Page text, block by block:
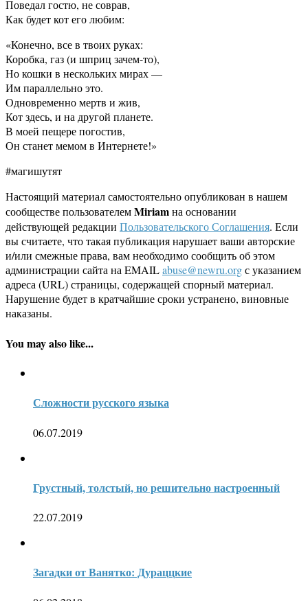
Поведал гостю, не соврав,
Как будет кот его любим:
«Конечно, все в твоих руках:
Коробка, газ (и шприц зачем-то),
Но кошки в нескольких мирах —
Им параллельно это.
Одновременно мертв и жив,
Кот здесь, и на другой планете.
В моей пещере погостив,
Он станет мемом в Интернете!»
#магишутят
Настоящий материал самостоятельно опубликован в нашем
сообществе пользователемMiriamна основании
действующей редакции Пользовательского Соглашения. Если
вы считаете, что такая публикация нарушает ваши авторские
и/или смежные права, вам необходимо сообщить об этом
администрации сайта на EMAILabuse@newru.orgс указанием
адреса (URL) страницы, содержащей спорный материал.
Нарушение будет в кратчайшие сроки устранено, виновные
наказаны.
You may also like...
Сложности русского языка
06.07.2019
Грустный, толстый, но решительно настроенный
22.07.2019
Загадки от Ванятко: Дураццкие